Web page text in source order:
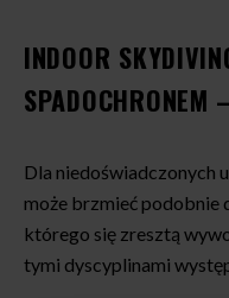
INDOOR
SPADOCHRONEM
Dla niedoświadczonych
może brzmieć podobnie
którego się zresztą
tymi dyscyplinami